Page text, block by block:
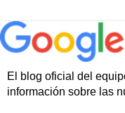
El blog oficial del
información sobre las